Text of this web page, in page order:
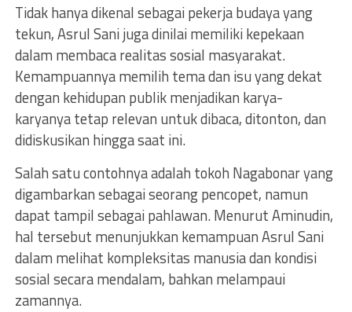
Tidak hanya dikenal sebagai pekerja budaya yang
tekun, Asrul Sani juga dinilai memiliki kepekaan
dalam membaca realitas sosial masyarakat.
Kemampuannya memilih tema dan isu yang dekat
dengan kehidupan publik menjadikan karya-
karyanya tetap relevan untuk dibaca, ditonton, dan
didiskusikan hingga saat ini.
Salah satu contohnya adalah tokoh Nagabonar yang
digambarkan sebagai seorang pencopet, namun
dapat tampil sebagai pahlawan. Menurut Aminudin,
hal tersebut menunjukkan kemampuan Asrul Sani
dalam melihat kompleksitas manusia dan kondisi
sosial secara mendalam, bahkan melampaui
zamannya.